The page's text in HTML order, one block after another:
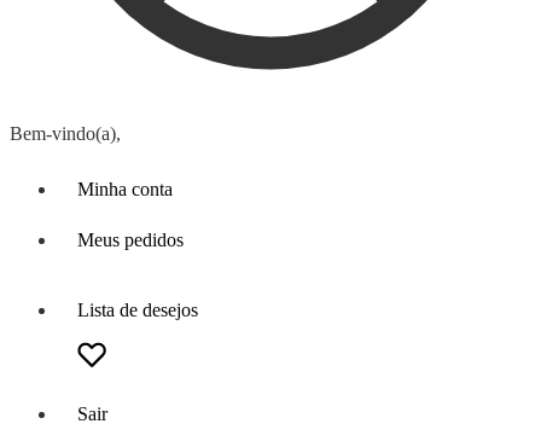
Bem-vindo(a),
Minha conta
Meus pedidos
Lista de desejos
Sair